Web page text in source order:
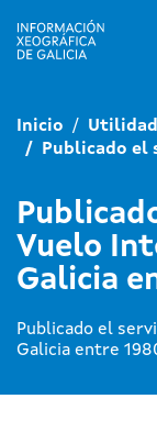
Inicio
Publicado el
Vuelo
Galicia
Publicado el
Galicia entre